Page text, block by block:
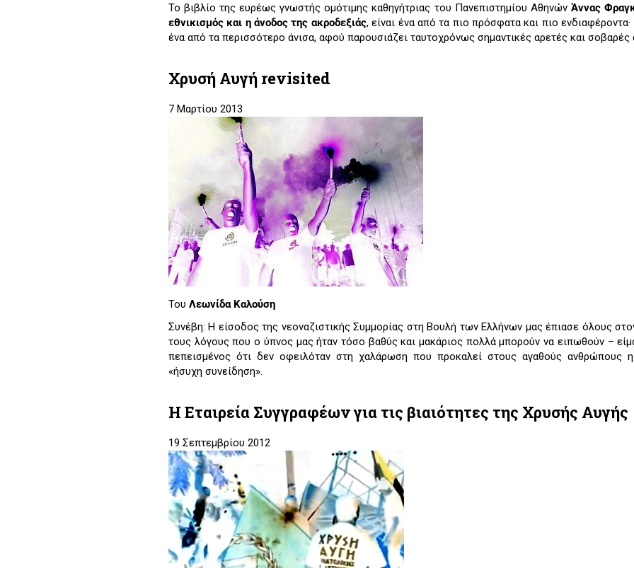
Το βιβλίο της ευρέως γνωστής ομότιμης καθηγήτριας του Πανεπιστημίου Αθηνών Άννας
εθνικισμός και η άνοδος της ακροδεξιάς, είναι ένα από τα πιο πρόσφατα και πιο ενδιαφέροντα·
ένα από τα περισσότερο άνισα, αφού παρουσιάζει ταυτοχρόνως σημαντικές αρετές και σοβαρές
Χρυσή Αυγή revisited
7 Μαρτίου 2013
Του Λεωνίδα Καλούση
Συνέβη: Η είσοδος της νεοναζιστικής Συμμορίας στη Βουλή των Ελλήνων μας έπιασε όλους
τους λόγους που ο ύπνος μας ήταν τόσο βαθύς και μακάριος πολλά μπορούν να ειπωθούν ­–
πεπεισμένος ότι δεν οφειλόταν στη χαλάρωση που προκαλεί στους αγαθούς ανθρώπους
«ήσυχη συνείδηση».
Η Εταιρεία Συγγραφέων για τις βιαιότητες της Χρυσής Αυγής
19 Σεπτεμβρίου 2012